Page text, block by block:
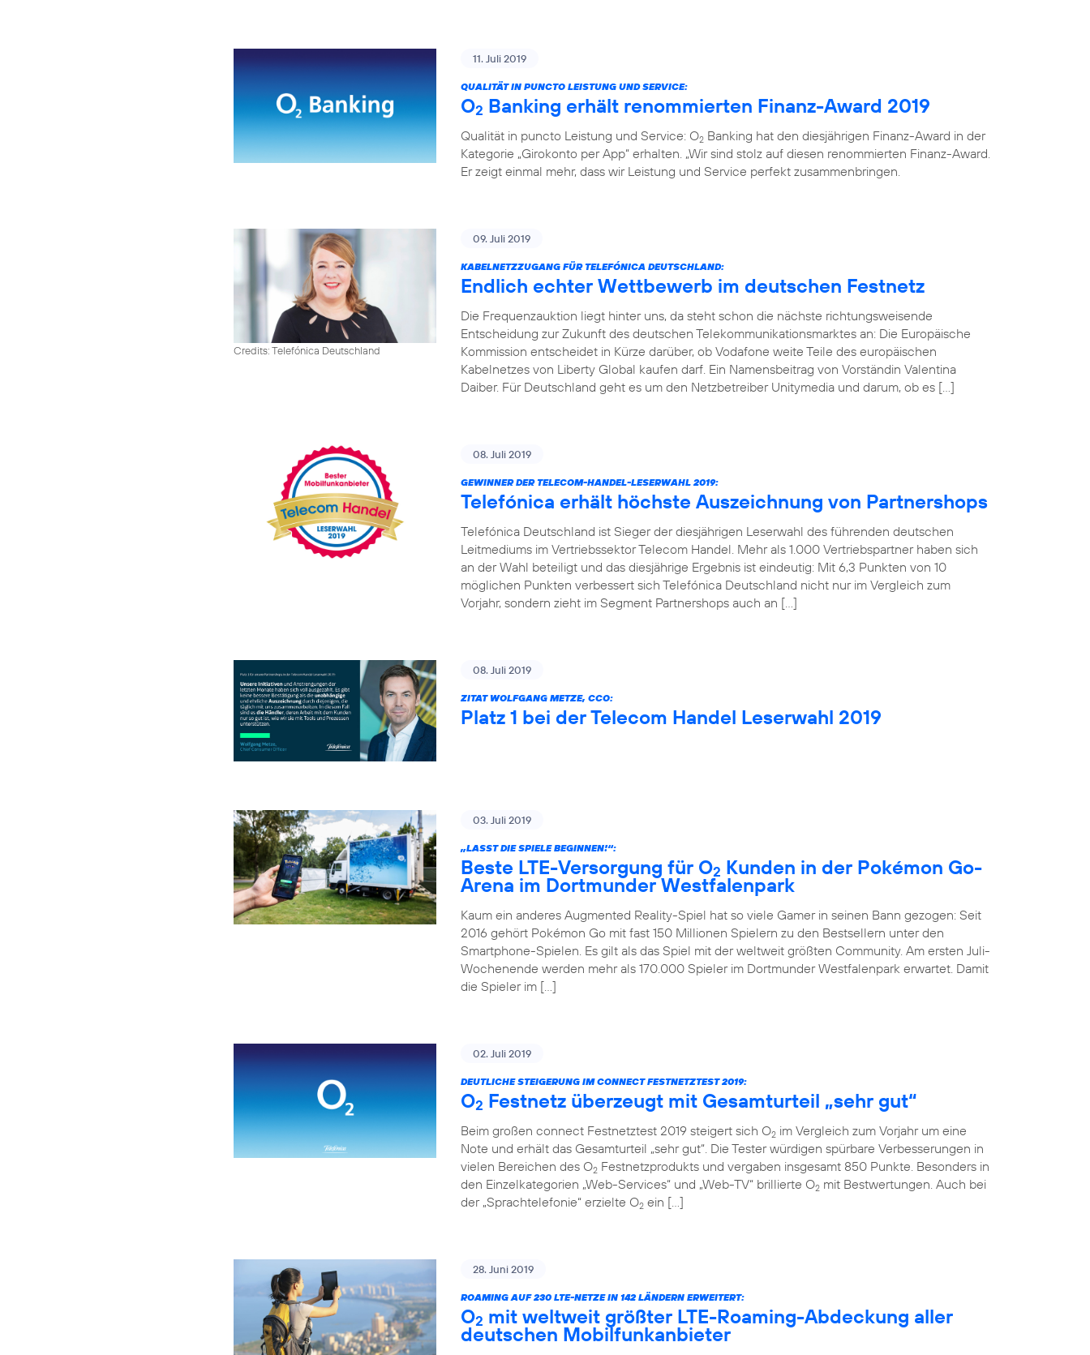
11. Juli 2019
QUALITÄT IN PUNCTO LEISTUNG UND SERVICE:
O2 Banking erhält renommierten Finanz-Award 2019
Qualität in puncto Leistung und Service: O2 Banking hat den diesjährigen Finanz-Award in der
Kategorie „Girokonto per App“ erhalten. „Wir sind stolz auf diesen renommierten Finanz-Award.
Er zeigt einmal mehr, dass wir Leistung und Service perfekt zusammenbringen.
Credits: Telefónica Deutschland
09. Juli 2019
KABELNETZZUGANG FÜR TELEFÓNICA DEUTSCHLAND:
Endlich echter Wettbewerb im deutschen Festnetz
Die Frequenzauktion liegt hinter uns, da steht schon die nächste richtungsweisende
Entscheidung zur Zukunft des deutschen Telekommunikationsmarktes an: Die Europäische
Kommission entscheidet in Kürze darüber, ob Vodafone weite Teile des europäischen
Kabelnetzes von Liberty Global kaufen darf. Ein Namensbeitrag von Vorständin Valentina
Daiber. Für Deutschland geht es um den Netzbetreiber Unitymedia und darum, ob es […]
08. Juli 2019
GEWINNER DER TELECOM-HANDEL-LESERWAHL 2019:
Telefónica erhält höchste Auszeichnung von Partnershops
Telefónica Deutschland ist Sieger der diesjährigen Leserwahl des führenden deutschen
Leitmediums im Vertriebssektor Telecom Handel. Mehr als 1.000 Vertriebspartner haben sich
an der Wahl beteiligt und das diesjährige Ergebnis ist eindeutig: Mit 6,3 Punkten von 10
möglichen Punkten verbessert sich Telefónica Deutschland nicht nur im Vergleich zum
Vorjahr, sondern zieht im Segment Partnershops auch an […]
08. Juli 2019
ZITAT WOLFGANG METZE, CCO:
Platz 1 bei der Telecom Handel Leserwahl 2019
03. Juli 2019
„LASST DIE SPIELE BEGINNEN!“:
Beste LTE-Versorgung für O2 Kunden in der Pokémon Go-
Arena im Dortmunder Westfalenpark
Kaum ein anderes Augmented Reality-Spiel hat so viele Gamer in seinen Bann gezogen: Seit
2016 gehört Pokémon Go mit fast 150 Millionen Spielern zu den Bestsellern unter den
Smartphone-Spielen. Es gilt als das Spiel mit der weltweit größten Community. Am ersten Juli-
Wochenende werden mehr als 170.000 Spieler im Dortmunder Westfalenpark erwartet. Damit
die Spieler im […]
02. Juli 2019
DEUTLICHE STEIGERUNG IM CONNECT FESTNETZTEST 2019:
O2 Festnetz überzeugt mit Gesamturteil „sehr gut“
Beim großen connect Festnetztest 2019 steigert sich O2 im Vergleich zum Vorjahr um eine
Note und erhält das Gesamturteil „sehr gut“. Die Tester würdigen spürbare Verbesserungen in
vielen Bereichen des O2 Festnetzprodukts und vergaben insgesamt 850 Punkte. Besonders in
den Einzelkategorien „Web-Services“ und „Web-TV“ brillierte O2 mit Bestwertungen. Auch bei
der „Sprachtelefonie“ erzielte O2 ein […]
28. Juni 2019
ROAMING AUF 230 LTE-NETZE IN 142 LÄNDERN ERWEITERT:
O2 mit weltweit größter LTE-Roaming-Abdeckung aller
deutschen Mobilfunkanbieter